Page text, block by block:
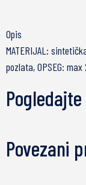
Opis
MATERIJAL:
pozlata, OPSEG: max
Pogledajte
Povezani